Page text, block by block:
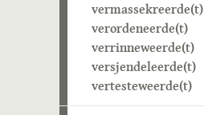
vermassekreerde(t)
verordeneerde(t)
verrinneweerde(t)
versjendeleerde(t)
vertesteweerde(t)